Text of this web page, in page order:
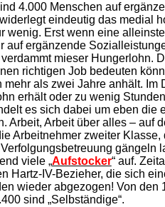
4.000 Menschen auf
eindeutig das medial
wenig. Erst wenn eine
auf ergänzende
mieser Hungerlohn.
richtigen Job bedeuten
mehr als zwei Jahre anhält. Im
erhält oder zu wenig
es sich dabei um eben
Arbeit, Arbeit über alles – auf
Arbeitnehmer zweiter
gängeln
viele „Aufstocker“ auf.
Hartz-IV-Bezieher, die sich
wieder abgezogen! Von den
sind „Selbständige“.